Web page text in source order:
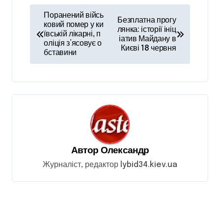
і
а
Поранений війсь
ковий помер у ки
ївській лікарні, п
оліція з’ясовує о
бставини
Безплатна прогу
лянка: історії ініц
іатив Майдану в
Києві 18 червня
Автор Олександр
Журналіст, редактор lybid34.kiev.ua